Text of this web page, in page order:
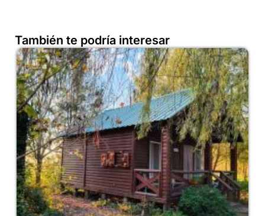
También te podría interesar